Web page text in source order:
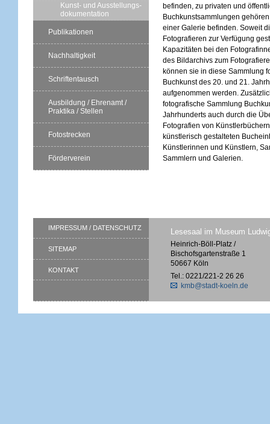
Kunst- und Ausstellungs-
dokumentation
Publikationen
Nachhaltigkeit
Schriftentausch
Ausbildung / Ehrenamt /
Praktika / Stellen
Fotostrecken
Förderverein
befinden, zu privaten und
Buchkunstsammlungen
einer Galerie befinden. Soweit
Fotografieren zur Verfügung
Kapazitäten bei den
des Bildarchivs zum
können sie in diese Sammlung
Buchkunst des 20. und 21.
aufgenommen werden.
fotografische Sammlung
Jahrhunderts auch durch die
Fotografien von
künstlerisch gestalteten
Künstlerinnen und Künstlern,
Sammlern und Galerien.
IMPRESSUM / DATENSCHUTZ
SITEMAP
KONTAKT
Lesesaal im Museum
Heinrich-Böll-Platz /
Bischofsgartenstraße 1
50667 Köln
Tel.: 0221/221-2 26 26
kmb@stadt-koeln.de